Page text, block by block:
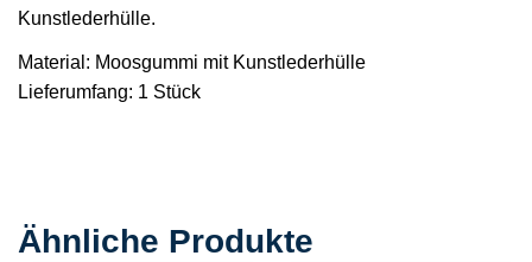
Kunstlederhülle.
Material: Moosgummi mit Kunstlederhülle
Lieferumfang: 1 Stück
Ähnliche Produkte